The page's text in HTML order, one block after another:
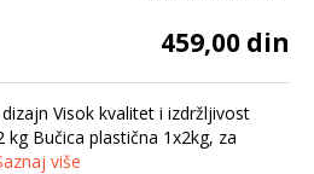
459,00 din
Visok kvalitet i izdržljivost
kg Bučica plastična 1x2kg, za
više